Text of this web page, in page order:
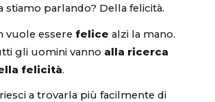
stiamo parlando? Della felicità.
vuole essere felice alzi la mano.
gli uomini vanno alla ricerca
felicità.
a trovarla più facilmente di